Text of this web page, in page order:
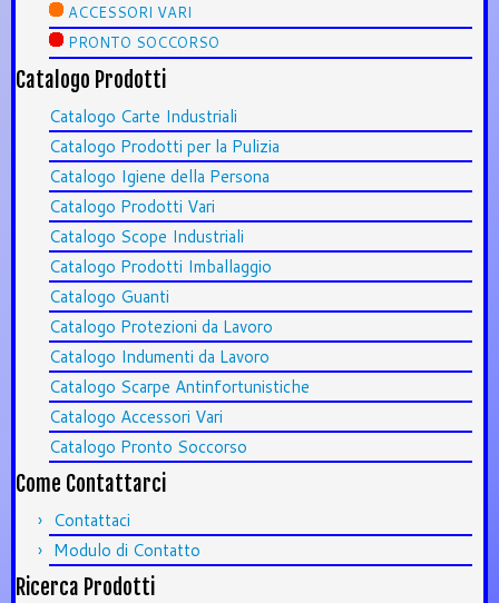
ACCESSORI VARI
PRONTO SOCCORSO
Catalogo Prodotti
Catalogo Carte Industriali
Catalogo Prodotti per la Pulizia
Catalogo Igiene della Persona
Catalogo Prodotti Vari
Catalogo Scope Industriali
Catalogo Prodotti Imballaggio
Catalogo Guanti
Catalogo Protezioni da Lavoro
Catalogo Indumenti da Lavoro
Catalogo Scarpe Antinfortunistiche
Catalogo Accessori Vari
Catalogo Pronto Soccorso
Come Contattarci
Contattaci
Modulo di Contatto
Ricerca Prodotti